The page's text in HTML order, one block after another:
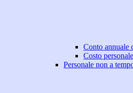
Conto annuale
Costo
Personale non a